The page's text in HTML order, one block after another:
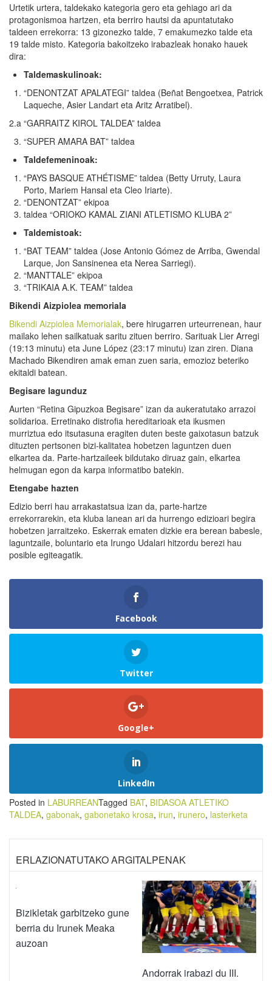
Urtetik urtera, taldekako kategoria gero eta gehiago ari da
protagonismoa hartzen, eta berriro hautsi da apuntatutako
taldeen errekorra: 13 gizonezko talde, 7 emakumezko talde eta
19 talde misto. Kategoria bakoitzeko irabazleak honako hauek
dira:
Taldemaskulinoak:
“DENONTZAT APALATEGI” taldea (Beñat Bengoetxea, Patrick
Laqueche, Asier Landart eta Aritz Arratibel).
2.a “GARRAITZ KIROL TALDEA” taldea
“SUPER AMARA BAT” taldea
Taldefemeninoak:
“PAYS BASQUE ATHÉTISME” taldea (Betty Urruty, Laura
Porto, Mariem Hansal eta Cleo Iriarte).
“DENONTZAT” ekipoa
taldea “ORIOKO KAMAL ZIANI ATLETISMO KLUBA 2”
Taldemistoak:
“BAT TEAM” taldea (Jose Antonio Gómez de Arriba, Gwendal
Larque, Jon Sansinenea eta Nerea Sarriegi).
“MANTTALE” ekipoa
“TRIKAIA A.K. TEAM” taldea
Bikendi Aizpiolea memoriala
Bikendi Aizpiolea Memorialak, bere hirugarren urteurrenean, haur
mailako lehen sailkatuak saritu zituen berriro. Sarituak Lier Arregi
(19:13 minutu) eta June López (23:17 minutu) izan ziren. Diana
Machado Bikendiren amak eman zuen saria, emozioz beteriko
ekitaldi batean.
Begisare lagunduz
Aurten “Retina Gipuzkoa Begisare” izan da aukeratutako arrazoi
solidarioa. Erretinako distrofia hereditarioak eta ikusmen
murriztua edo itsutasuna eragiten duten beste gaixotasun batzuk
dituzten pertsonen bizi-kalitatea hobetzen laguntzen duen
elkartea da. Parte-hartzaileek bildutako diruaz gain, elkartea
helmugan egon da karpa informatibo batekin.
Etengabe hazten
Edizio berri hau arrakastatsua izan da, parte-hartze
errekorrarekin, eta kluba lanean ari da hurrengo edizioari begira
hobetzen jarraitzeko. Eskerrak ematen dizkie era berean babesle,
laguntzaile, boluntario eta Irungo Udalari hitzordu berezi hau
posible egiteagatik.
Facebook
Twitter
Google+
LinkedIn
Posted in LABURREANTagged BAT, BIDASOA ATLETIKO
TALDEA, gabonak, gabonetako krosa, irun, irunero, lasterketa
ERLAZIONATUTAKO ARGITALPENAK
Bizikletak garbitzeko gune
berria du Irunek Meaka
auzoan
Andorrak irabazi du III.